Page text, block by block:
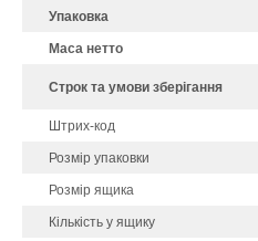
Упаковка
Маса нетто
Строк та умови зберігання
Штрих-код
Розмір упаковки
Розмір ящика
Кількість у ящику